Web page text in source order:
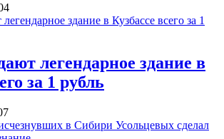
легендарное здание в
за 1 рубль